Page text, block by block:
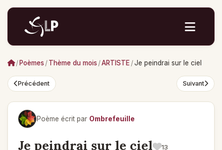
/ Poèmes /Thème du mois /ARTISTE /Je peindrai sur le ciel
Précédent Suivant
Poème écrit par Ombrefeuille
Je peindrai sur le ciel 13